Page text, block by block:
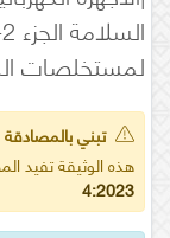
لمستخلصات
تبني
هذه الوثيقة تفيد
4:2023